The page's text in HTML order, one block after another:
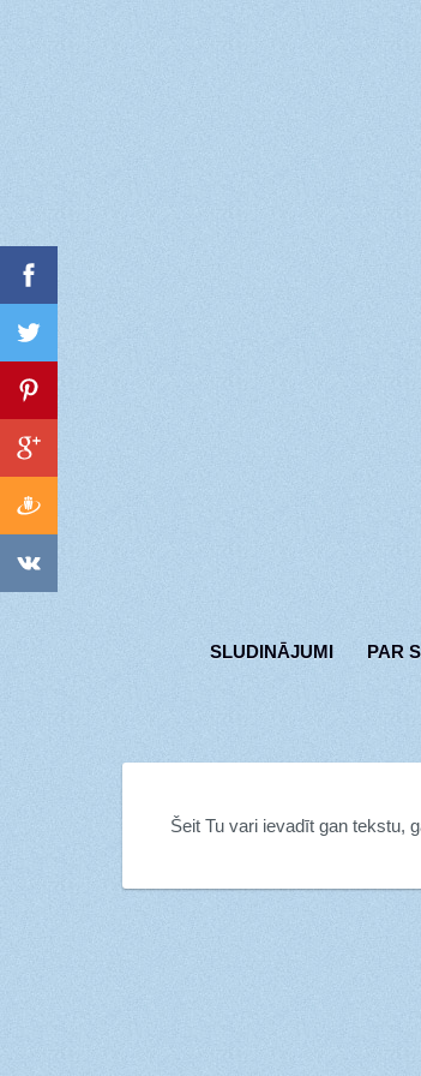
SLUDINĀJUMI PAR
Šeit Tu vari ievadīt gan tekstu,